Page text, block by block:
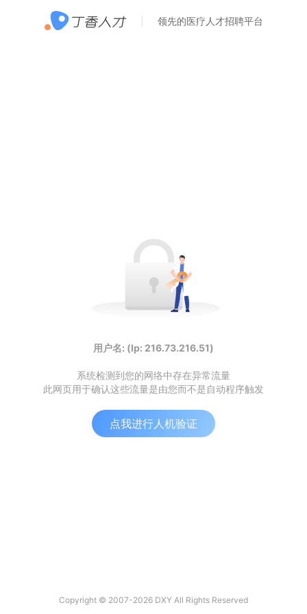
领先的医疗人才招聘平台
用户名: (Ip: 216.73.216.51)
系统检测到您的网络中存在异常流量
此网页用于确认这些流量是由您而不是自动程序触发
点我进行人机验证
Copyright © 2007-2026 DXY All Rights Reserved